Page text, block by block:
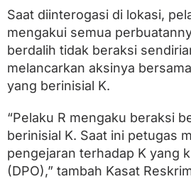
Saat diinterogasi di lokasi,
mengakui semua
berdalih tidak beraksi
melancarkan aksinya
yang berinisial K.
“Pelaku R mengaku beraksi
berinisial K. Saat ini petugas
pengejaran terhadap K yang
(DPO),” tambah Kasat